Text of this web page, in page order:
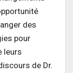
des
pour
leurs
de Dr.